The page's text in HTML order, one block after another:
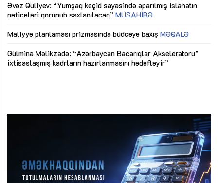
Əvəz Quliyev: “Yumşaq keçid sayəsində aparılmış islahatın
nəticələri qorunub saxlanılacaq” MÜSAHİBƏ
Maliyyə planlaması prizmasında büdcəyə baxış MƏQALƏ
Gülminə Məlikzadə: “Azərbaycan Bacarıqlar Akseleratoru”
ixtisaslaşmış kadrların hazırlanmasını hədəfləyir”